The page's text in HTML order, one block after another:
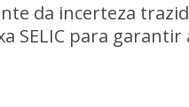
da incerteza
para